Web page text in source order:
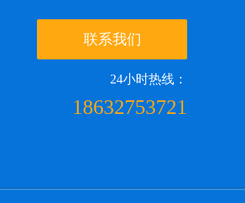
联系我们
24小时热线：
18632753721